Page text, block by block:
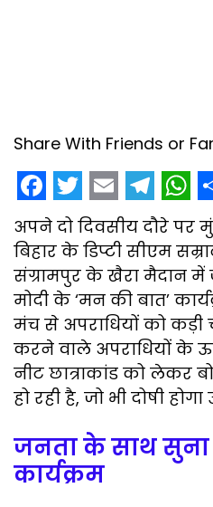
Share With Friends or
F
a
c
e
b
o
o
k
T
w
i
t
t
e
r
E
m
a
i
l
T
e
l
e
g
r
a
m
W
h
a
t
s
A
p
p
r
अपने दो दिवसीय दौरे पर
बिहार के डिप्टी सीएम
संग्रामपुर के खैरा मैदान
मोदी के ‘मन की बात’
मंच से अपराधियों को कड़ी
करने वाले अपराधियों के
नीट छात्राकांड को लेकर
हो रही है, जो भी दोषी
जनता के साथ सुना
कार्यक्रम